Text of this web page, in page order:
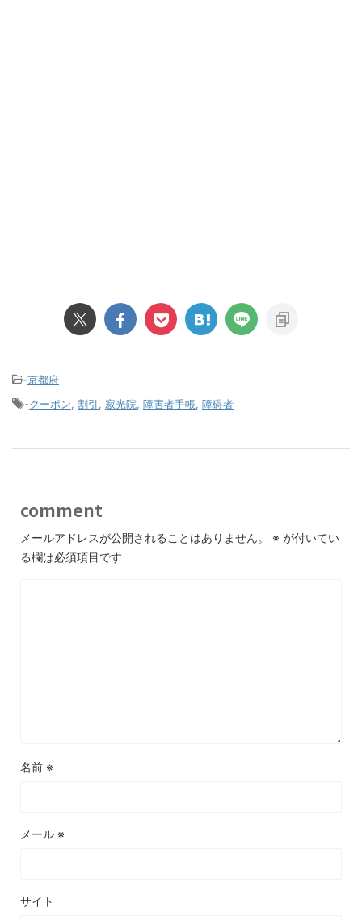
-京都府
-クーポン 割引 寂光院 障害者手帳 障碍者
comment
メールアドレスが公開されることはありません。 ※ が付いてい
る欄は必須項目です
名前 ※
メール ※
サイト